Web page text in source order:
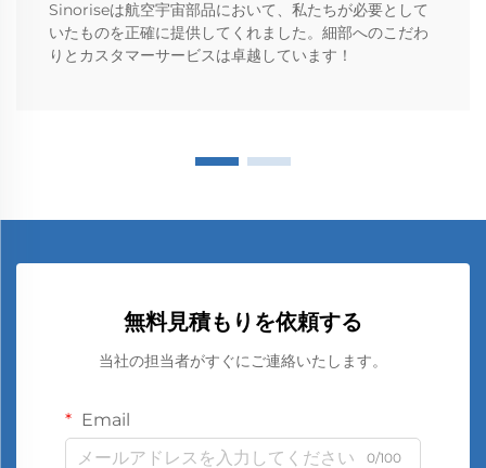
Sinoriseは航空宇宙部品において、私たちが必要として
いたものを正確に提供してくれました。細部へのこだわ
りとカスタマーサービスは卓越しています！
無料見積もりを依頼する
当社の担当者がすぐにご連絡いたします。
Email
0/100